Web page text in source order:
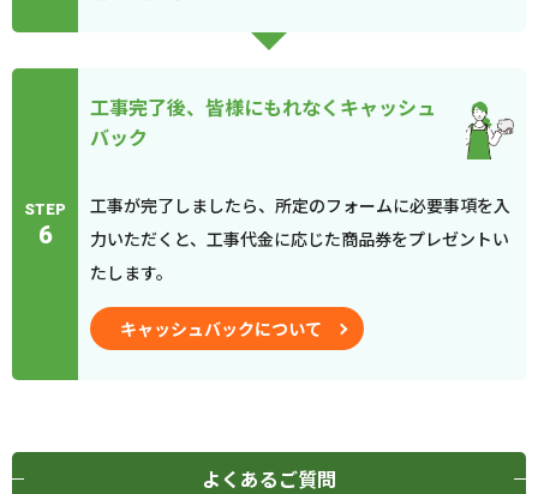
STEP
6
工事完了後、皆様にもれなくキャッシュ
バック
工事が完了しましたら、所定のフォームに必要事項を入
力いただくと、工事代金に応じた商品券をプレゼントい
たします。
キャッシュバックについて
よくあるご質問